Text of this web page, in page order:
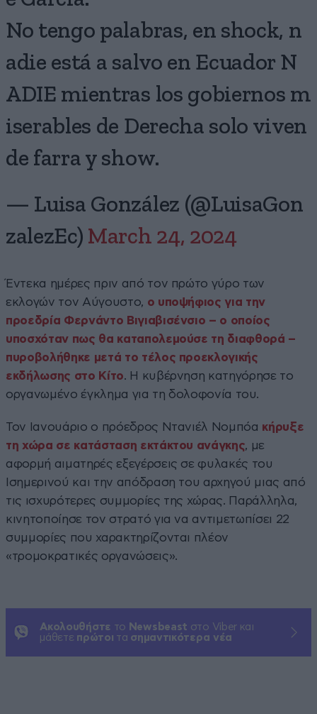
No tengo palabras, en shock, n
adie está a salvo en Ecuador N
ADIE mientras los gobiernos m
iserables de Derecha solo viven
de farra y show.
— Luisa González (@LuisaGon
zalezEc) March 24, 2024
Έντεκα ημέρες πριν από τον πρώτο γύρο των
εκλογών τον Αύγουστο, ο υποψήφιος για την
προεδρία Φερνάντο Βιγιαβισένσιο – ο οποίος
υποσχόταν πως θα καταπολεμούσε τη διαφθορά –
πυροβολήθηκε μετά το τέλος προεκλογικής
εκδήλωσης στο Κίτο. Η κυβέρνηση κατηγόρησε το
οργανωμένο έγκλημα για τη δολοφονία του.
Τον Ιανουάριο ο πρόεδρος Ντανιέλ Νομπόα κήρυξε
τη χώρα σε κατάσταση εκτάκτου ανάγκης, με
αφορμή αιματηρές εξεγέρσεις σε φυλακές του
Ισημερινού και την απόδραση του αρχηγού μιας από
τις ισχυρότερες συμμορίες της χώρας. Παράλληλα,
κινητοποίησε τον στρατό για να αντιμετωπίσει 22
συμμορίες που χαρακτηρίζονται πλέον
«τρομοκρατικές οργανώσεις».
Ακολουθήστε το Newsbeast στο Viber και
μάθετε πρώτοι τα σημαντικότερα νέα